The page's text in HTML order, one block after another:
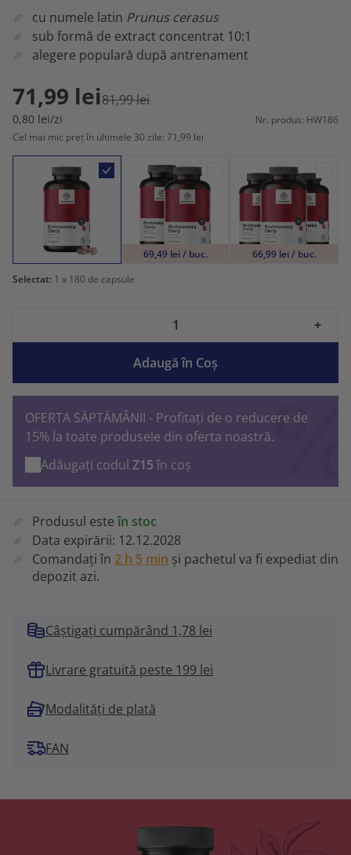
cu numele latin Prunus cerasus
sub formă de extract concentrat 10:1
alegere populară după antrenament
71,99 lei81,99 lei
0,80 lei/zi
Nr. produs: HW186
Cel mai mic preț în ultimele 30 zile: 71,99 lei
69,49 lei / buc.
66,99 lei / buc.
Selectat: 1 x 180 de capsule
+
Adaugă în Coş
OFERTA SĂPTĂMÂNII - Profitați de o reducere de
15% la toate produsele din oferta noastră.
Adăugați codul Z15 în coș
Produsul esteîn stoc
Data expirării: 12.12.2028
Comandați în 2 h 5 min și pachetul va fi expediat din
depozit azi.
Câștigați cumpărând 1,78 lei
Livrare gratuită peste 199 lei
Modalități de plată
FAN